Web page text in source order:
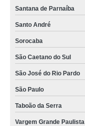
Santana de Parnaíba
Santo André
Sorocaba
São Caetano do Sul
São José do Rio Pardo
São Paulo
Taboão da Serra
Vargem Grande Paulista